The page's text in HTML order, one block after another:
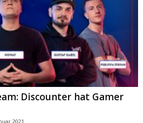
Discounter hat Gamer
2021